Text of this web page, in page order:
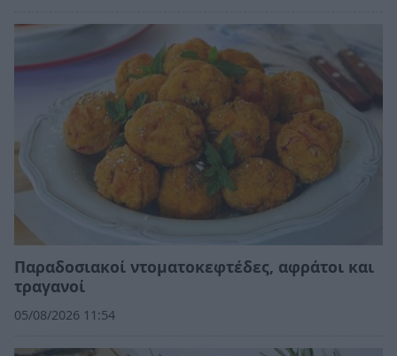
Παραδοσιακοί ντοματοκεφτέδες, αφράτοι και
τραγανοί
05/08/2026 11:54